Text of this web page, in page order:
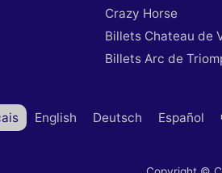
Crazy Horse
Billets Chateau de
Billets Arc de
English Deutsch Español